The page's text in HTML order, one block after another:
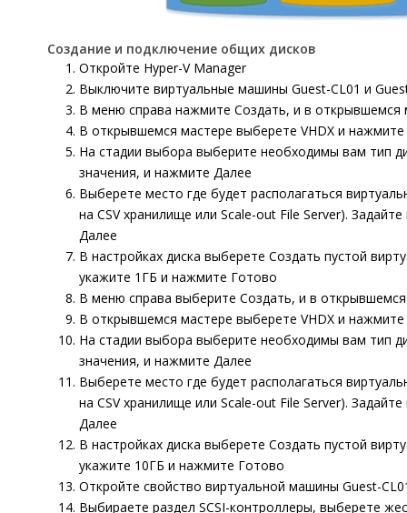
Создание и подключение общих дисков
Откройте Hyper-V Manager
Выключите виртуальные машины Guest-CL01 и
В меню справа нажмите Создать, и в
В открывшемся мастере выберете VHDX и нажмите
На стадии выбора выберите необходимы вам тип
значения, и нажмите Далее
Выберете место где будет располагаться
на CSV хранилище или Scale-out File Server).
Далее
В настройках диска выберете Создать пустой
укажите 1ГБ и нажмите Готово
В меню справа выберите Создать, и в
В открывшемся мастере выберете VHDX и нажмите
На стадии выбора выберите необходимы вам тип
значения, и нажмите Далее
Выберете место где будет располагаться
на CSV хранилище или Scale-out File Server).
Далее
В настройках диска выберете Создать пустой
укажите 10ГБ и нажмите Готово
Откройте свойство виртуальной машины Guest-
Выбираете раздел SCSI-контроллеры, выберете